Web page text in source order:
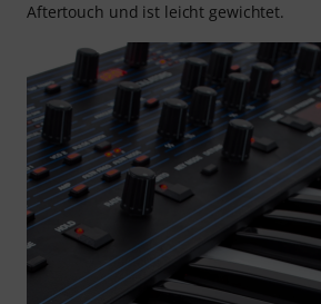
Aftertouch und ist leicht gewichtet.